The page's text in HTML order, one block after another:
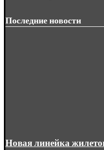
Последние новости
Новая линейка